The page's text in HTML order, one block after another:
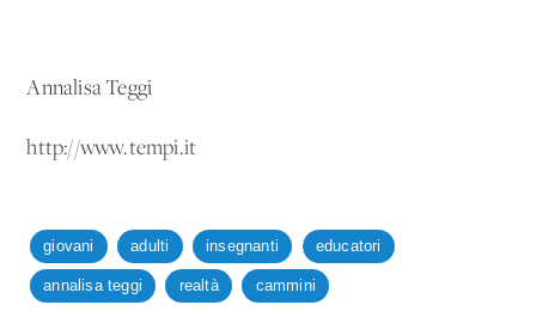
Annalisa Teggi
http://www.tempi.it
giovani adulti insegnanti educatori
annalisa teggi realtà cammini